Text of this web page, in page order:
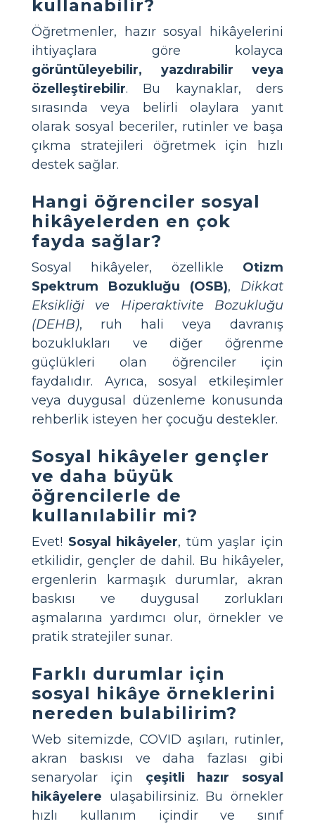
kullanabilir?
Öğretmenler, hazır sosyal hikâyelerini
ihtiyaçlara göre kolayca
görüntüleyebilir, yazdırabilir veya
özelleştirebilir. Bu kaynaklar, ders
sırasında veya belirli olaylara yanıt
olarak sosyal beceriler, rutinler ve başa
çıkma stratejileri öğretmek için hızlı
destek sağlar.
Hangi öğrenciler sosyal
hikâyelerden en çok
fayda sağlar?
Sosyal hikâyeler, özellikle Otizm
Spektrum Bozukluğu (OSB), Dikkat
Eksikliği ve Hiperaktivite Bozukluğu
(DEHB), ruh hali veya davranış
bozuklukları ve diğer öğrenme
güçlükleri olan öğrenciler için
faydalıdır. Ayrıca, sosyal etkileşimler
veya duygusal düzenleme konusunda
rehberlik isteyen her çocuğu destekler.
Sosyal hikâyeler gençler
ve daha büyük
öğrencilerle de
kullanılabilir mi?
Evet! Sosyal hikâyeler, tüm yaşlar için
etkilidir, gençler de dahil. Bu hikâyeler,
ergenlerin karmaşık durumlar, akran
baskısı ve duygusal zorlukları
aşmalarına yardımcı olur, örnekler ve
pratik stratejiler sunar.
Farklı durumlar için
sosyal hikâye örneklerini
nereden bulabilirim?
Web sitemizde, COVID aşıları, rutinler,
akran baskısı ve daha fazlası gibi
senaryolar için çeşitli hazır sosyal
hikâyelere ulaşabilirsiniz. Bu örnekler
hızlı kullanım içindir ve sınıf